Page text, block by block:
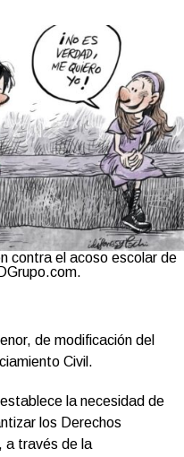
contra el acoso escolar de
de modificación del
Civil.
establece la necesidad de
los Derechos
a través de la